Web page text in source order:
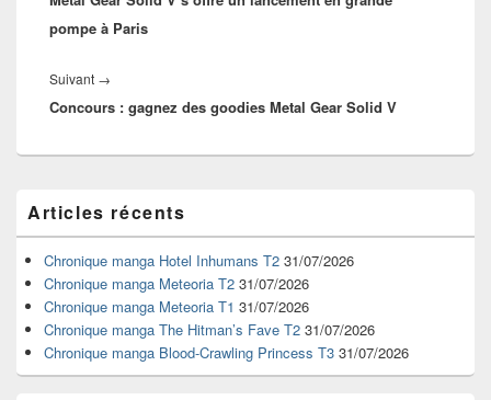
pompe à Paris
Suivant →
suivant :
Concours : gagnez des goodies Metal Gear Solid V
principale
de
widget
pour
barre
latérale
Articles récents
Chronique manga Hotel Inhumans T2 31/07/2026
Chronique manga Meteoria T2 31/07/2026
Chronique manga Meteoria T1 31/07/2026
Chronique manga The Hitman’s Fave T2 31/07/2026
Chronique manga Blood-Crawling Princess T3 31/07/2026